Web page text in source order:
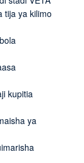
tija ya kilimo
kupitia
ya